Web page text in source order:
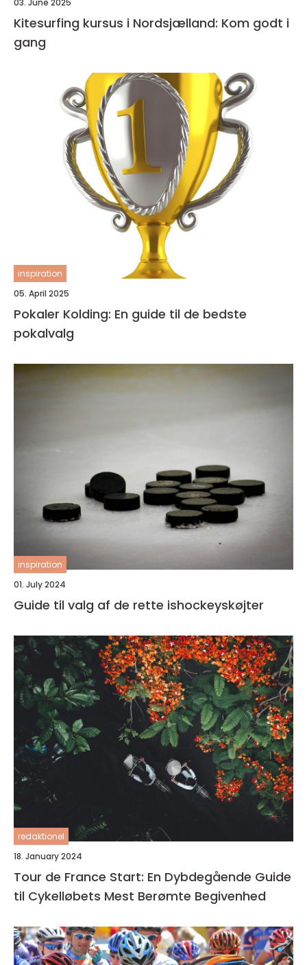
Kitesurfing kursus i Nordsjælland: Kom godt i
gang
inspiration
05. April 2025
Pokaler Kolding: En guide til de bedste
pokalvalg
inspiration
01. July 2024
Guide til valg af de rette ishockeyskøjter
redaktionel
18. January 2024
Tour de France Start: En Dybdegående Guide
til Cykelløbets Mest Berømte Begivenhed